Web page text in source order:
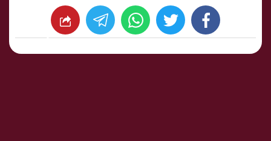
facebook
twitter
whats شارك